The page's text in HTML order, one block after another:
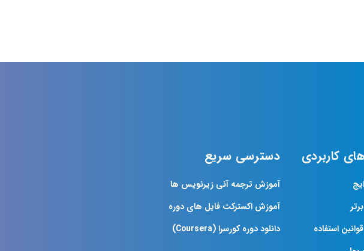
کاربردی
استفاده
دسترسی سریع
آموزش ترجمه آنی زیرنویس ها
آموزش اکسترکت فایل های دوره
دانلود دوره کورسرا (Coursera)